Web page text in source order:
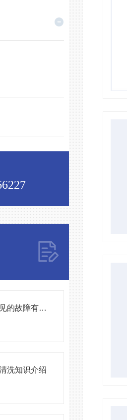
全自动真空封罐机常见的故障有哪些呢？
洗知识介绍